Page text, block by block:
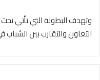
وتهدف البطولة التي تأتي
التعاون والتقارب بين